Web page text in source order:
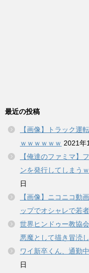
最近の投稿
【画像】トラック運
ｗｗｗｗｗｗ 2021年
【俺達のファミマ】
ンを発行してしまう
日
【画像】ニコニコ動
ップでオシャレで若
世界ヒンドゥー教協
悪魔として描き冒涜し
ワイ新卒くん、通勤
日